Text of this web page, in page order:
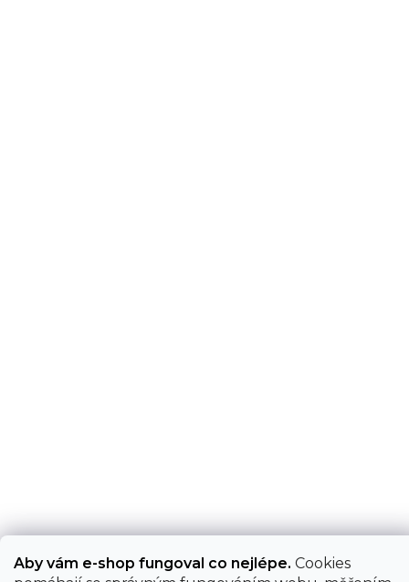
Aby vám e-shop fungoval co nejlépe. Cookies